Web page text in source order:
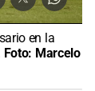
en la
Foto: Marcelo